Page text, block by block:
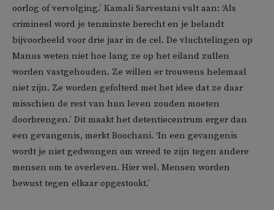
oorlog of vervolging.’ Kamali Sarvestani vult aan: ‘Als
crimineel word je tenminste berecht en je belandt
bijvoorbeeld voor drie jaar in de cel. De vluchtelingen op
Manus weten niet hoe lang ze op het eiland zullen
worden vastgehouden. Ze willen er trouwens helemaal
niet zijn. Ze worden gefolterd met het idee dat ze daar
misschien de rest van hun leven zouden moeten
doorbrengen.’ Dit maakt het detentiecentrum erger dan
een gevangenis, merkt Boochani. ‘In een gevangenis
wordt je niet gedwongen om wreed te zijn tegen andere
mensen om te overleven. Hier wel. Mensen worden
bewust tegen elkaar opgestookt.’